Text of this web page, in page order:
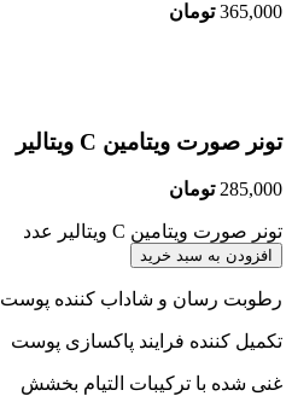
365,000 تومان
تونر صورت ویتامین C ویتالیر
285,000 تومان
تونر صورت ویتامین C ویتالیر عدد
افزودن به سبد خرید
رطوبت رسان و شاداب کننده پوست
تکمیل کننده فرایند پاکسازی پوست
غنی شده با ترکیبات التیام بخشش